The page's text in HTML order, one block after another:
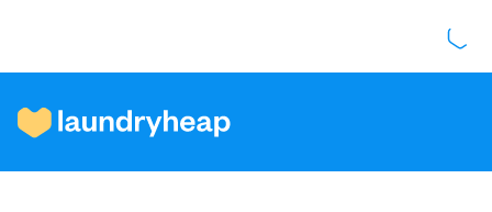
Comment ça fonctionne